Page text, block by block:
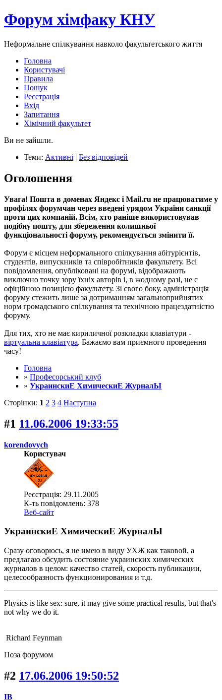
Форум хімфаку КНУ
Неформальне спілкування навколо факультетського життя
Головна
Користувачі
Правила
Пошук
Реєстрація
Вхід
Запитання
Хімічний факультет
Ви не зайшли.
Теми: Активні | Без відповідей
Оголошення
Увага! Пошта в доменах Яндекс і Mail.ru не працюватиме у
профілях форумчан через введені урядом України санкції
проти цих компаній. Всім, хто раніше використовував
подібну пошту, для збереження колишньої
функціональності форуму, рекомендується змінити її.
Форум є місцем неформального спілкування абітурієнтів,
студентів, випускників та співробітників факультету. Всі
повідомлення, опубліковані на форумі, відображають
виключно точку зору їхніх авторів і, в жодному разі, не є
офіційною позицією факультету. Зі свого боку, адміністрація
форуму стежить лише за дотриманням загальноприйнятих
норм громадського спілкування та технічною працездатністю
форуму.
Для тих, хто не має кириличної розкладки клавіатури -
віртуальна клавіатура. Бажаємо вам приємного проведення
часу!
Головна
» Професорський клуб
» УкраинскиЕ ХимическиЕ ЖурналЫ
Сторінки: 1 2 3 4 Наступна
#1 11.06.2006 19:33:55
korendovych
Користувач
Реєстрація: 29.11.2005
К-ть повідомлень: 378
Веб-сайт
УкраинскиЕ ХимическиЕ ЖурналЫ
Сразу оговорюсь, я не имею в виду УХЖ как таковой, а
предлагаю обсудить состояние украинских химических
журналов в целом: качество статей, скорость публикации,
целесообразность функционирования и т.д.
Physics is like sex: sure, it may give some practical results, but that's
not why we do it.
Richard Feynman
Поза форумом
#2 17.06.2006 19:50:52
IB